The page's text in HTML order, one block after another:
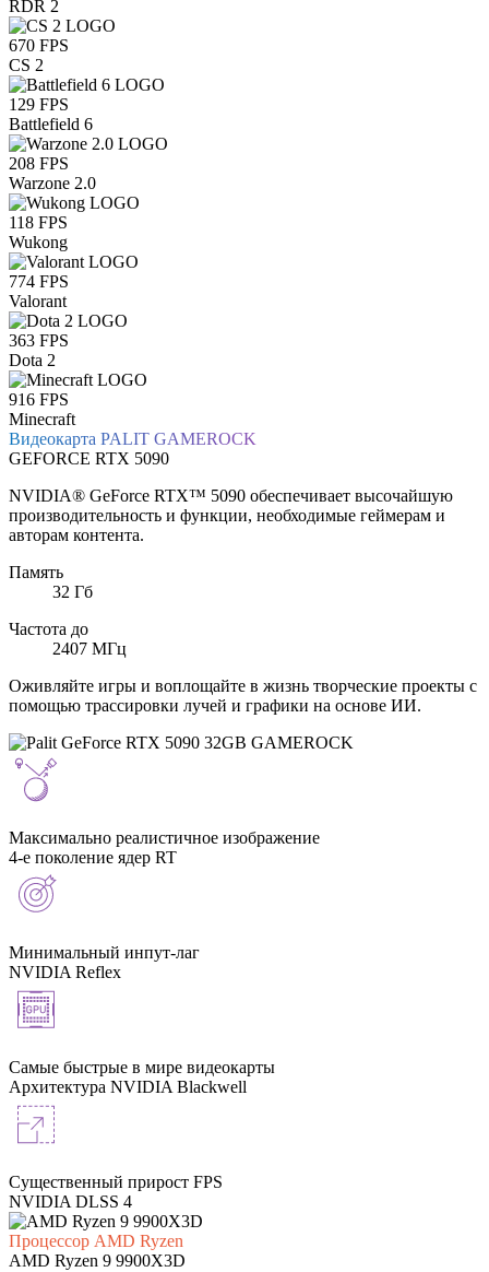
RDR 2
670 FPS
CS 2
129 FPS
Battlefield 6
208 FPS
Warzone 2.0
118 FPS
Wukong
774 FPS
Valorant
363 FPS
Dota 2
916 FPS
Minecraft
Видеокарта PALIT GAMEROCK
GEFORCE RTX 5090
NVIDIA® GeForce RTX™ 5090 обеспечивает высочайшую
производительность и функции, необходимые геймерам и
авторам контента.
Память
32 Гб
Частота до
2407 МГц
Оживляйте игры и воплощайте в жизнь творческие проекты с
помощью трассировки лучей и графики на основе ИИ.
Максимально реалистичное изображение
4-е поколение ядер RT
Минимальный инпут-лаг
NVIDIA Reflex
Самые быстрые в мире видеокарты
Архитектура NVIDIA Blackwell
Существенный прирост FPS
NVIDIA DLSS 4
Процессор AMD Ryzen
AMD Ryzen 9 9900X3D